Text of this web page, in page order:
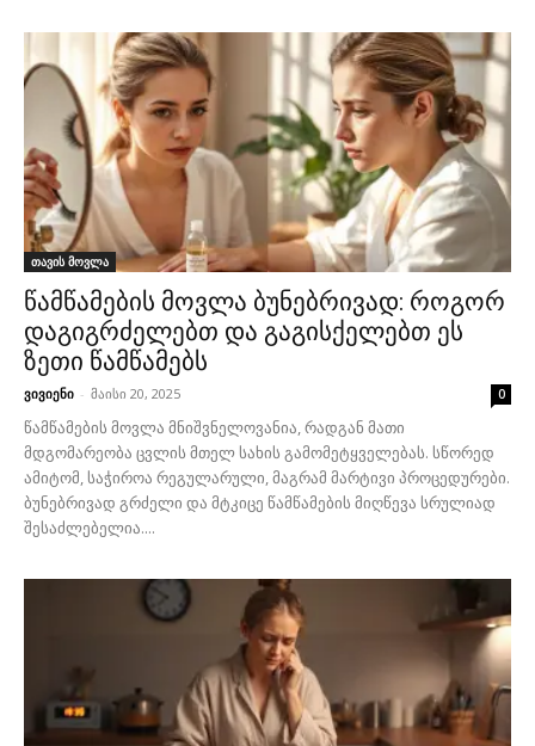
თავის მოვლა
წამწამების მოვლა ბუნებრივად: როგორ
დაგიგრძელებთ და გაგისქელებთ ეს
ზეთი წამწამებს
ვივიენი - მაისი 20, 2025 0
წამწამების მოვლა მნიშვნელოვანია, რადგან მათი
მდგომარეობა ცვლის მთელ სახის გამომეტყველებას. სწორედ
ამიტომ, საჭიროა რეგულარული, მაგრამ მარტივი პროცედურები.
ბუნებრივად გრძელი და მტკიცე წამწამების მიღწევა სრულიად
შესაძლებელია....